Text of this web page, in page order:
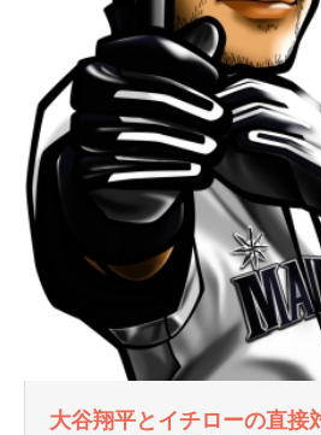
大谷翔平とイチローの直接